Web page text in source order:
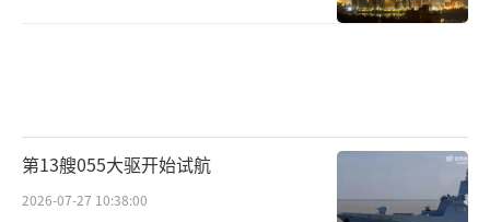
第13艘055大驱开始试航
2026-07-27 10:38:00